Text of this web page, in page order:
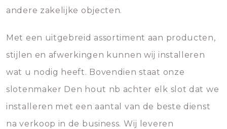
andere zakelijke objecten.
Met een uitgebreid assortiment aan producten,
stijlen en afwerkingen kunnen wij installeren
wat u nodig heeft. Bovendien staat onze
slotenmaker Den hout nb achter elk slot dat we
installeren met een aantal van de beste dienst
na verkoop in de business. Wij leveren